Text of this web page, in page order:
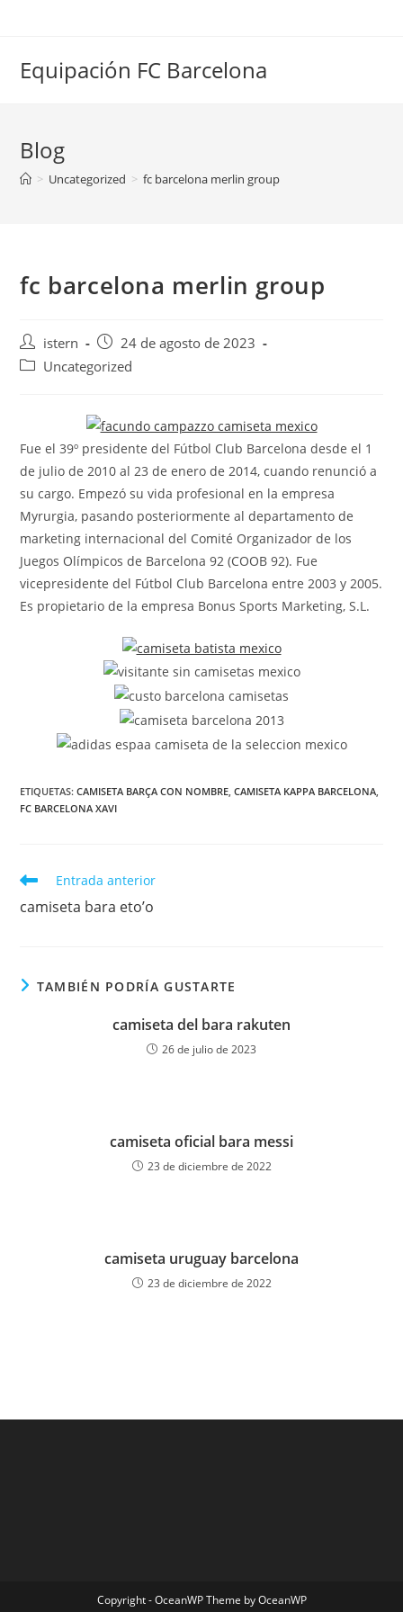
Equipación FC Barcelona
Blog
> Uncategorized > fc barcelona merlin group
fc barcelona merlin group
Autor
de
istern
Publicación
de
24 de agosto de 2023
Categoría
Uncategorized
Fue el 39º presidente del Fútbol Club Barcelona desde el 1
de julio de 2010 al 23 de enero de 2014, cuando renunció a
su cargo. Empezó su vida profesional en la empresa
Myrurgia, pasando posteriormente al departamento de
marketing internacional del Comité Organizador de los
Juegos Olímpicos de Barcelona 92 (COOB 92). Fue
vicepresidente del Fútbol Club Barcelona entre 2003 y 2005.
Es propietario de la empresa Bonus Sports Marketing, S.L.
ETIQUETAS:CAMISETA BARÇA CON NOMBRE CAMISETA KAPPA BARCELONA
FC BARCELONA XAVI
Leer
artículos
Entrada anterior
camiseta bara eto’o
TAMBIÉN PODRÍA GUSTARTE
camiseta del bara rakuten
26 de julio de 2023
camiseta oficial bara messi
23 de diciembre de 2022
camiseta uruguay barcelona
23 de diciembre de 2022
Copyright - OceanWP Theme by OceanWP